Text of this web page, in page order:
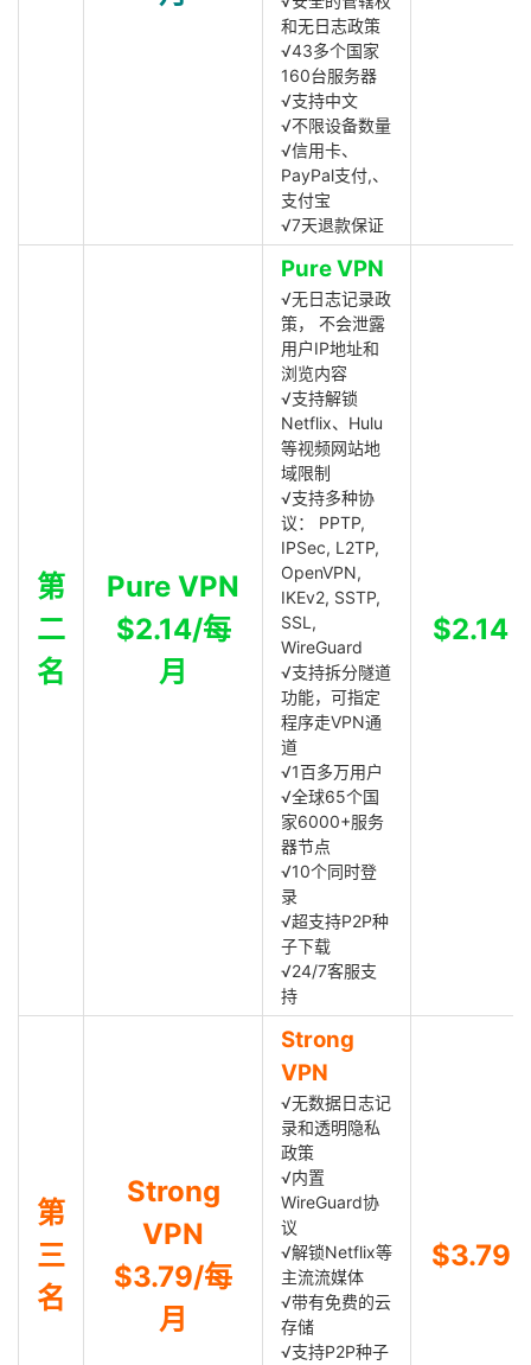
和无日志政策
√43多个国家
160台服务器
√支持中文
√不限设备数量
√信用卡、
PayPal支付,、
支付宝
√7天退款保证
第
二
名
Pure VPN
$2.14/每
月
Pure VPN
√无日志记录政
策， 不会泄露
用户IP地址和
浏览内容
√支持解锁
Netflix、Hulu
等视频网站地
域限制
√支持多种协
议： PPTP,
IPSec, L2TP,
OpenVPN,
IKEv2, SSTP,
SSL,
WireGuard
√支持拆分隧道
功能，可指定
程序走VPN通
道
√1百多万用户
√全球65个国
家6000+服务
器节点
√10个同时登
录
√超支持P2P种
子下载
√24/7客服支
持
$2.14
第
三
名
Strong
VPN
$3.79/每
月
Strong
VPN
√无数据日志记
录和透明隐私
政策
√内置
WireGuard协
议
√解锁Netflix等
主流流媒体
√带有免费的云
存储
√支持P2P种子
$3.79